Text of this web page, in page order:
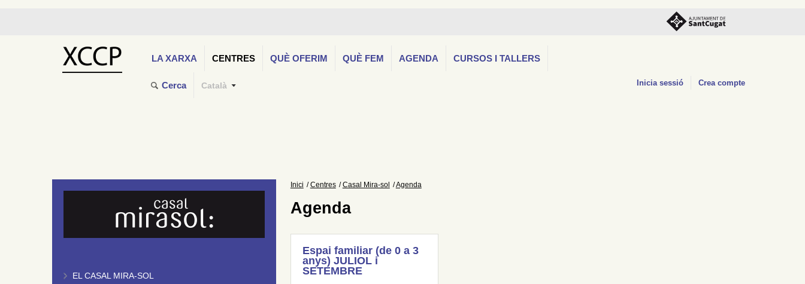
LA XARXA CENTRES QUÈ OFERIM QUÈ FEM AGENDA CURSOS I TALLERS
Cerca Català Inicia sessió Crea compte
EL CASAL MIRA-SOL
Inici Centres Casal Mira-sol Agenda
Agenda
Espai familiar (de 0 a 3
anys) JULIOL i
SETEMBRE